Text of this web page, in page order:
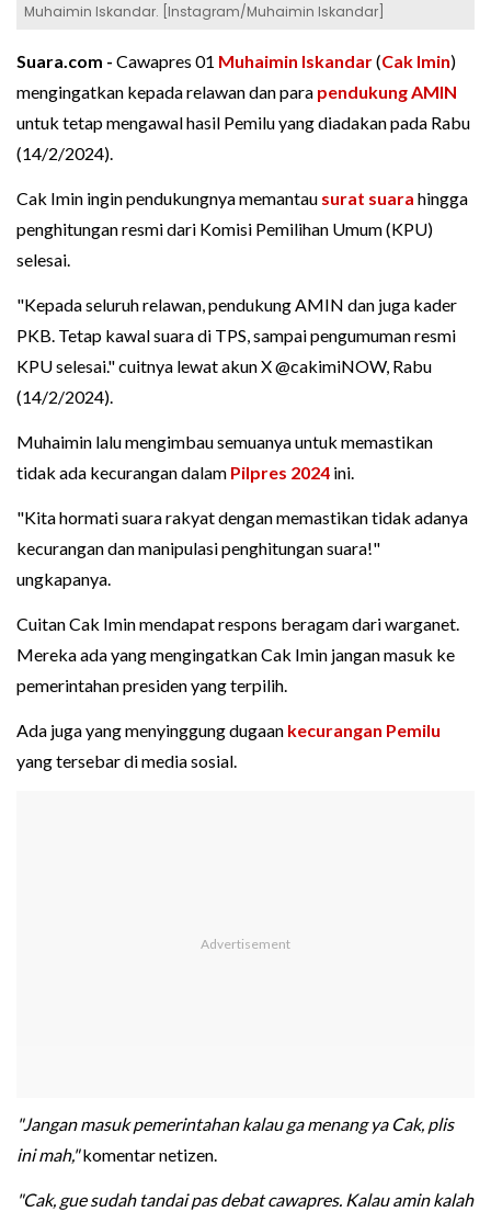
Muhaimin Iskandar. [Instagram/Muhaimin Iskandar]
Suara.com - Cawapres 01 Muhaimin Iskandar(Cak Imin)
mengingatkan kepada relawan dan para pendukung AMIN
untuk tetap mengawal hasil Pemilu yang diadakan pada Rabu
(14/2/2024).
Cak Imin ingin pendukungnya memantau surat suara hingga
penghitungan resmi dari Komisi Pemilihan Umum (KPU)
selesai.
"Kepada seluruh relawan, pendukung AMIN dan juga kader
PKB. Tetap kawal suara di TPS, sampai pengumuman resmi
KPU selesai." cuitnya lewat akun X @cakimiNOW, Rabu
(14/2/2024).
Muhaimin lalu mengimbau semuanya untuk memastikan
tidak ada kecurangan dalam Pilpres 2024 ini.
"Kita hormati suara rakyat dengan memastikan tidak adanya
kecurangan dan manipulasi penghitungan suara!"
ungkapanya.
Cuitan Cak Imin mendapat respons beragam dari warganet.
Mereka ada yang mengingatkan Cak Imin jangan masuk ke
pemerintahan presiden yang terpilih.
Ada juga yang menyinggung dugaan kecurangan Pemilu
yang tersebar di media sosial.
"Jangan masuk pemerintahan kalau ga menang ya Cak, plis
ini mah,"komentar netizen.
"Cak, gue sudah tandai pas debat cawapres. Kalau amin kalah